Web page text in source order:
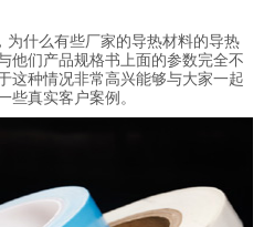
什么有些厂家的导热材料的导热
他们产品规格书上面的参数完全不
这种情况非常高兴能够与大家一起
真实客户案例。